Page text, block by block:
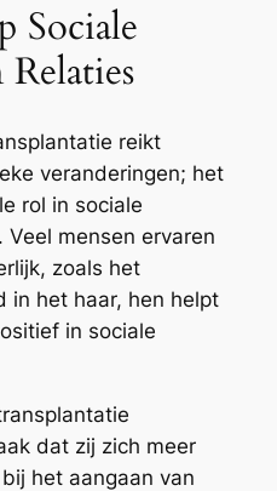
Sociale
reikt
veranderingen; het
rol in sociale
mensen ervaren
zoals het
in het haar, hen helpt
in sociale
dat zij zich meer
het aangaan van